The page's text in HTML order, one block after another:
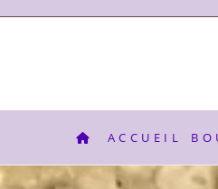
ACCUEIL